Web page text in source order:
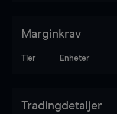
Marginkrav
Tier Enheter
Tradingdetaljer